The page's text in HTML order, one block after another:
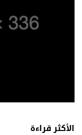
الأكثر قراءة